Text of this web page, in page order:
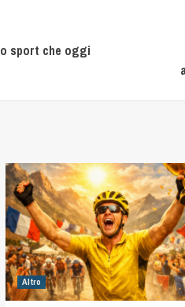
sport che oggi
Altro